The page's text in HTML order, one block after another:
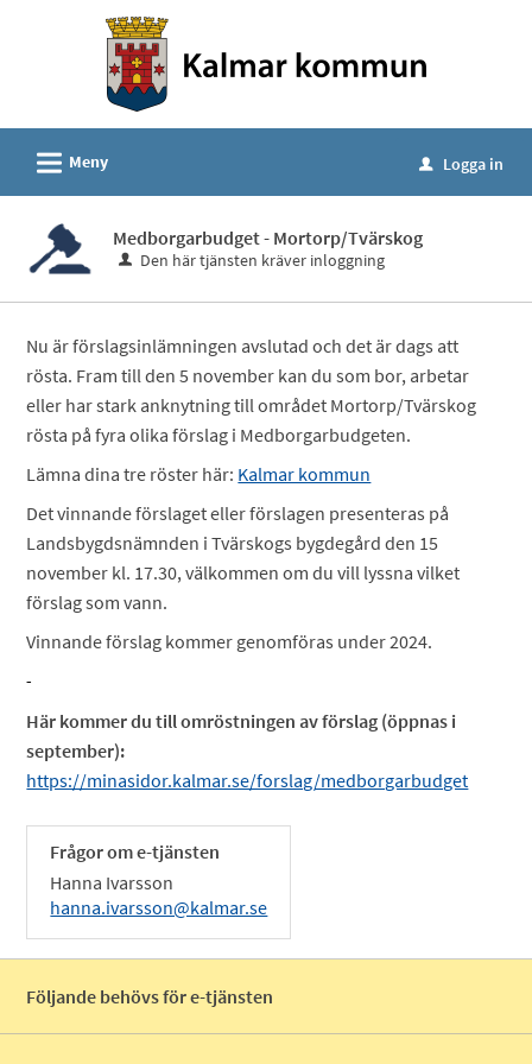
Välkommen
Kalmar
L Meny u Logga in
Medborgarbudget - Mortorp/Tvärskog
Den här tjänsten kräver inloggning
Nu är förslagsinlämningen avslutad och det är dags att
rösta. Fram till den 5 november kan du som bor, arbetar
eller har stark anknytning till området Mortorp/Tvärskog
rösta på fyra olika förslag i Medborgarbudgeten.
Lämna dina tre röster här: Kalmar kommun
Det vinnande förslaget eller förslagen presenteras på
Landsbygdsnämnden i Tvärskogs bygdegård den 15
november kl. 17.30, välkommen om du vill lyssna vilket
förslag som vann.
Vinnande förslag kommer genomföras under 2024.
-
Här kommer du till omröstningen av förslag (öppnas i
september):
https://minasidor.kalmar.se/forslag/medborgarbudget
Frågor om e-tjänsten
Hanna Ivarsson
hanna.ivarsson@kalmar.se
Följande behövs för e-tjänsten